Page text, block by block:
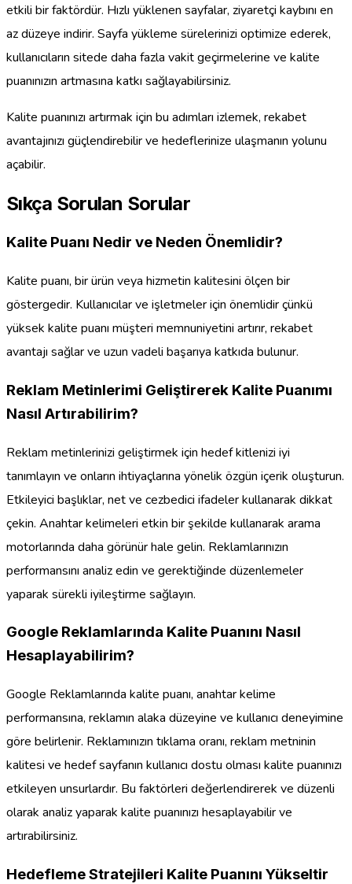
etkili bir faktördür. Hızlı yüklenen sayfalar, ziyaretçi kaybını en
az düzeye indirir. Sayfa yükleme sürelerinizi optimize ederek,
kullanıcıların sitede daha fazla vakit geçirmelerine ve kalite
puanınızın artmasına katkı sağlayabilirsiniz.
Kalite puanınızı artırmak için bu adımları izlemek, rekabet
avantajınızı güçlendirebilir ve hedeflerinize ulaşmanın yolunu
açabilir.
Sıkça Sorulan Sorular
Kalite Puanı Nedir ve Neden Önemlidir?
Kalite puanı, bir ürün veya hizmetin kalitesini ölçen bir
göstergedir. Kullanıcılar ve işletmeler için önemlidir çünkü
yüksek kalite puanı müşteri memnuniyetini artırır, rekabet
avantajı sağlar ve uzun vadeli başarıya katkıda bulunur.
Reklam Metinlerimi Geliştirerek Kalite Puanımı
Nasıl Artırabilirim?
Reklam metinlerinizi geliştirmek için hedef kitlenizi iyi
tanımlayın ve onların ihtiyaçlarına yönelik özgün içerik oluşturun.
Etkileyici başlıklar, net ve cezbedici ifadeler kullanarak dikkat
çekin. Anahtar kelimeleri etkin bir şekilde kullanarak arama
motorlarında daha görünür hale gelin. Reklamlarınızın
performansını analiz edin ve gerektiğinde düzenlemeler
yaparak sürekli iyileştirme sağlayın.
Google Reklamlarında Kalite Puanını Nasıl
Hesaplayabilirim?
Google Reklamlarında kalite puanı, anahtar kelime
performansına, reklamın alaka düzeyine ve kullanıcı deneyimine
göre belirlenir. Reklamınızın tıklama oranı, reklam metninin
kalitesi ve hedef sayfanın kullanıcı dostu olması kalite puanınızı
etkileyen unsurlardır. Bu faktörleri değerlendirerek ve düzenli
olarak analiz yaparak kalite puanınızı hesaplayabilir ve
artırabilirsiniz.
Hedefleme Stratejileri Kalite Puanını Yükseltir